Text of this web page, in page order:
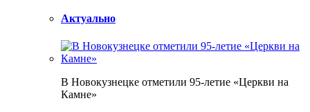
Актуально
В Новокузнецке отметили 95-летие «Церкви на
Камне»